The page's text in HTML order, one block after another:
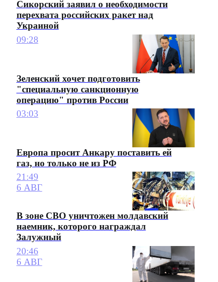
Сикорский заявил о необходимости
перехвата российских ракет над
Украиной
09:28
Зеленский хочет подготовить
"специальную санкционную
операцию" против России
03:03
Европа просит Анкару поставить ей
газ, но только не из РФ
21:49
6 АВГ
В зоне СВО уничтожен молдавский
наемник, которого награждал
Залужный
20:46
6 АВГ